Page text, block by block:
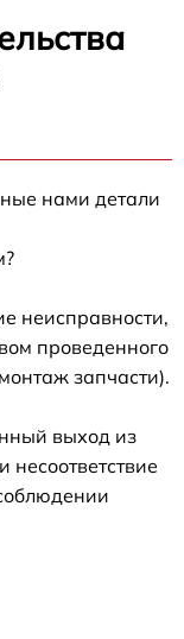
нами детали
неисправности,
проведенного
запчасти).
выход из
несоответствие